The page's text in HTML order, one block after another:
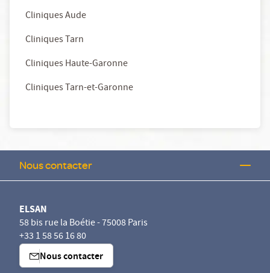
Cliniques Aude
Cliniques Tarn
Cliniques Haute-Garonne
Cliniques Tarn-et-Garonne
Nous contacter
ELSAN
58 bis rue la Boétie - 75008 Paris
+33 1 58 56 16 80
Nous contacter